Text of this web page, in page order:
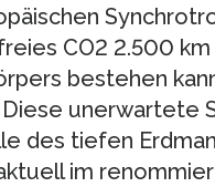
CO2 2.500
bestehen
unerwartete
des tiefen
im